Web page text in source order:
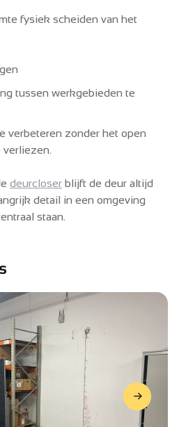
fysiek scheiden van het
tussen werkgebieden te
verbeteren zonder het open
deurcloser blijft de deur altijd
detail in een omgeving
staan.